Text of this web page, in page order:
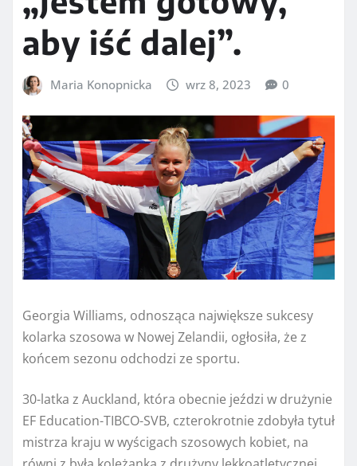
aby iść dalej”.
Maria Konopnicka wrz 8, 2023 0
Georgia Williams, odnosząca największe sukcesy
kolarka szosowa w Nowej Zelandii, ogłosiła, że ​​z
końcem sezonu odchodzi ze sportu.
30-latka z Auckland, która obecnie jeździ w drużynie
EF Education-TIBCO-SVB, czterokrotnie zdobyła tytuł
mistrza kraju w wyścigach szosowych kobiet, na